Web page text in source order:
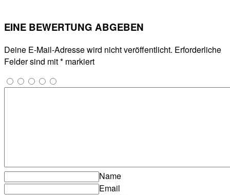
EINE BEWERTUNG ABGEBEN
Deine E-Mail-Adresse wird nicht veröffentlicht. Erforderliche
Felder sind mit* markiert
Name
Email